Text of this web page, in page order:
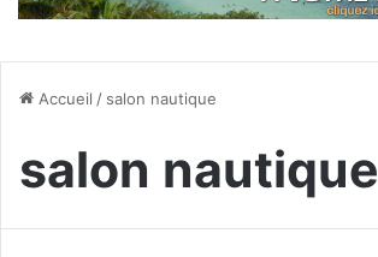
Accueil / salon nautique
salon nautique